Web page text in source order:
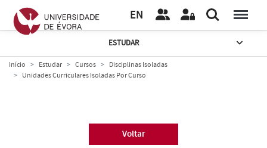
EN
ESTUDAR
Início Estudar Cursos
Disciplinas Isoladas
Unidades Curriculares Isoladas Por Curso
Voltar